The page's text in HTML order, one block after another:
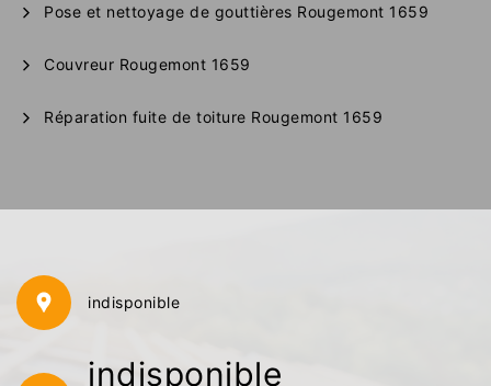
Pose et nettoyage de gouttières Rougemont 1659
Couvreur Rougemont 1659
Réparation fuite de toiture Rougemont 1659
indisponible
indisponible